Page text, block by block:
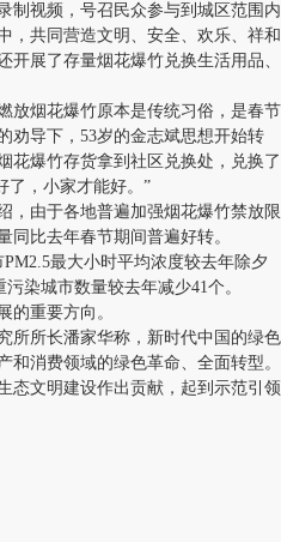
视频，号召民众参与到城区范围内
，共同营造文明、安全、欢乐、祥和
开展了存量烟花爆竹兑换生活用品、
烟花爆竹原本是传统习俗，是春节
劝导下，53岁的金志斌思想开始转
花爆竹存货拿到社区兑换处，兑换了
了，小家才能好。”
由于各地普遍加强烟花爆竹禁放限
同比去年春节期间普遍好转。
最大小时平均浓度较去年除夕
染城市数量较去年减少41个。
重要方向。
所长潘家华称，新时代中国的绿色
消费领域的绿色革命、全面转型。
态文明建设作出贡献，起到示范引领